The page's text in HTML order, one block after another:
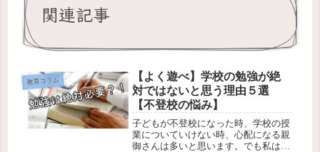
関連記事
教育コラム
【よく遊べ】学校の勉強が絶
対ではないと思う理由５選
【不登校の悩み】
子どもが不登校になった時、学校の授
業についていけない時、心配になる親
御さんは多いと思います。でも私は